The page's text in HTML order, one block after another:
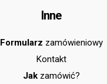
Inne
Formularz zamówieniowy
Kontakt
Jakzamówić?